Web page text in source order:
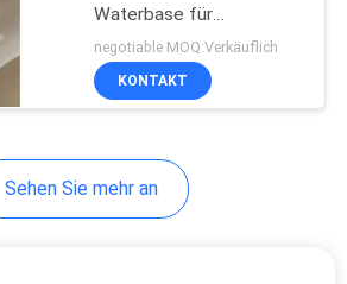
Waterbase für
Leuchtkastengebrauch
Färbungs-Tintendrucken
hintergrundbeleuchteten
negotiable MOQ:Verkäuflich
KONTAKT
Sehen Sie mehr an